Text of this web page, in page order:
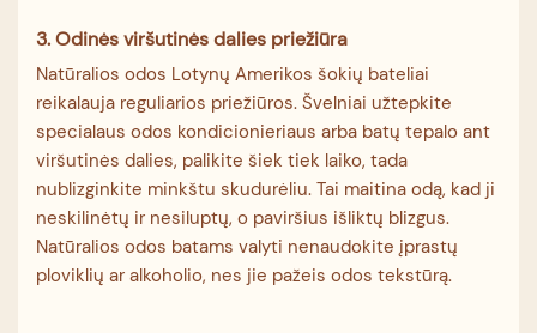
3. Odinės viršutinės dalies priežiūra
Natūralios odos Lotynų Amerikos šokių bateliai
reikalauja reguliarios priežiūros. Švelniai užtepkite
specialaus odos kondicionieriaus arba batų tepalo ant
viršutinės dalies, palikite šiek tiek laiko, tada
nublizginkite minkštu skudurėliu. Tai maitina odą, kad ji
neskilinėtų ir nesiluptų, o paviršius išliktų blizgus.
Natūralios odos batams valyti nenaudokite įprastų
ploviklių ar alkoholio, nes jie pažeis odos tekstūrą.